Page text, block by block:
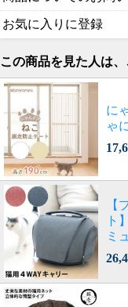
お気に入りに登録
この商品を見た人は
に
ゃ
【
ト
ミ